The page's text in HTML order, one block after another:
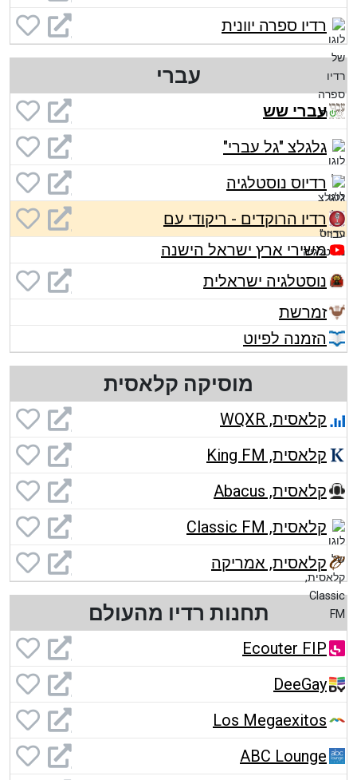
רדיו ספרה יוונית
עברי
עברי שש
גלגלצ "גל עברי"
רדיוס נוסטלגיה
רדיו הרוקדים - ריקודי עם
משירי ארץ ישראל הישנה
נוסטלגיה ישראלית
זמרשת
הזמנה לפיוט
מוסיקה קלאסית
קלאסית, WQXR
קלאסית, King FM
קלאסית, Abacus
קלאסית, Classic FM
קלאסית, אמריקה
תחנות רדיו מהעולם
Ecouter FIP
DeeGay
Los Megaexitos
ABC Lounge